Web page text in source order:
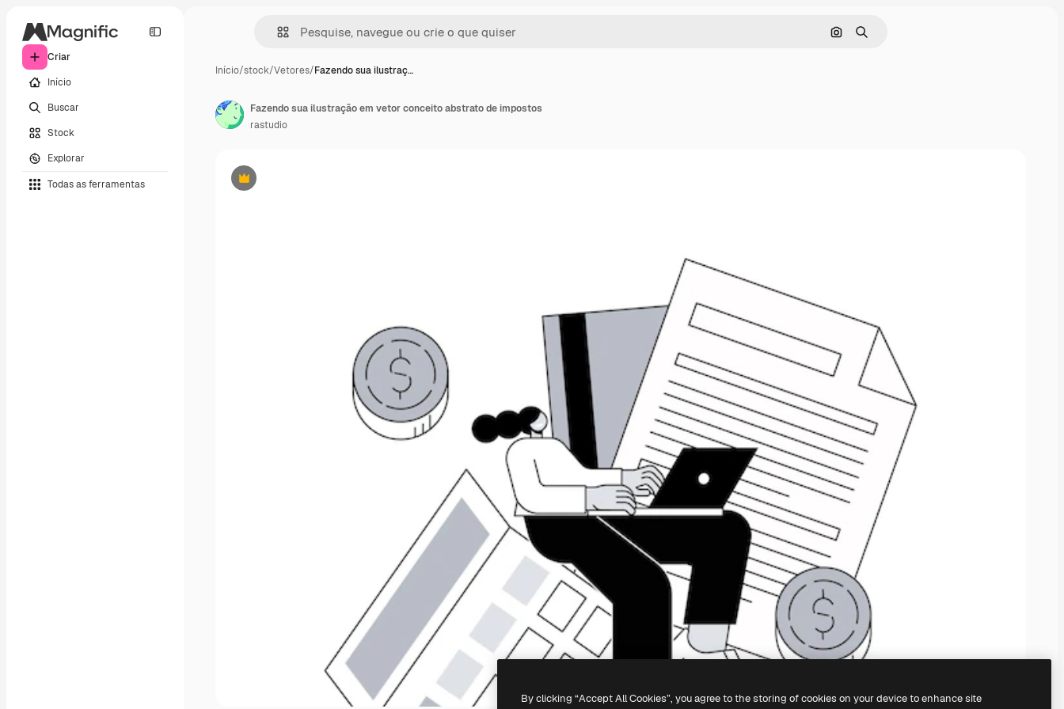
Criar
Início
Buscar
Stock
Explorar
Todas as ferramentas
Pesquisar por imagem
Buscar
Início/stock/Vetores/Fazendo sua ilustraç…
Premium
Fazendo sua ilustração em vetor conceito abstrato de impostos
rastudio
By clicking “Accept All Cookies”, you agree to the storing of cookies on your device to enhance site